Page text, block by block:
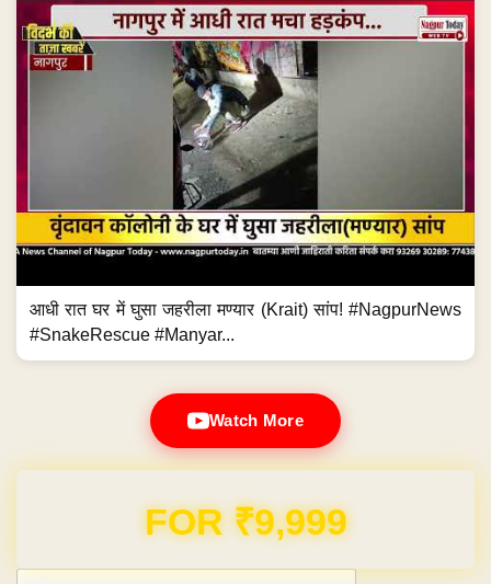
आधी रात घर में घुसा जहरीला मण्यार (Krait) सांप! #NagpurNews
#SnakeRescue #Manyar...
Watch More
Domain & Hosting FREE for 1 Year